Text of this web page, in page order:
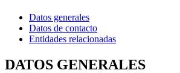
Datos generales
Datos de contacto
Entidades relacionadas
DATOS GENERALES